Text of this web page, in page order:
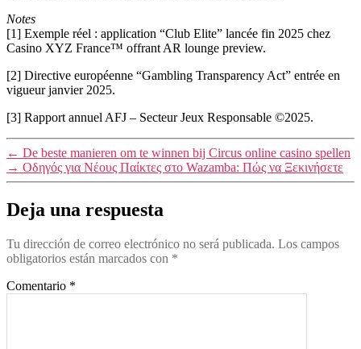
Notes
[1] Exemple réel : application “Club Elite” lancée fin 2025 chez
Casino XYZ France™ offrant AR lounge preview.
[2] Directive européenne “Gambling Transparency Act” entrée en
vigueur janvier 2025.
[3] Rapport annuel AFJ – Secteur Jeux Responsable ©2025.
← De beste manieren om te winnen bij Circus online casino spellen
→ Οδηγός για Νέους Παίκτες στο Wazamba: Πώς να Ξεκινήσετε
Deja una respuesta
Tu dirección de correo electrónico no será publicada. Los campos
obligatorios están marcados con *
Comentario *